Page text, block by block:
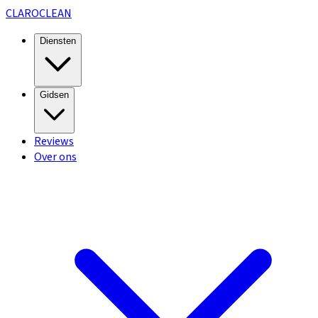
CLAROCLEAN
Diensten
Gidsen
Reviews
Over ons